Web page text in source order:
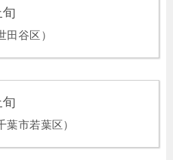
田谷区）
葉市若葉区）